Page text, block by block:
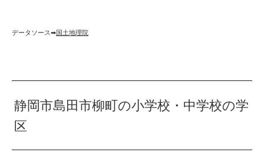
データソース➡︎国土地理院
静岡市島田市柳町の小学校・中学校の学
区